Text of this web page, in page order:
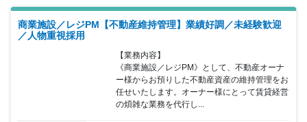
商業施設／レジPM【不動産維持管理】業績好調／未経験歓迎
／人物重視採用
【業務内容】
《商業施設／レジPM》として、不動産オーナ
ー様からお預りした不動産資産の維持管理をお
任せいたします。オーナー様にとって賃貸経営
の煩雑な業務を代行し...